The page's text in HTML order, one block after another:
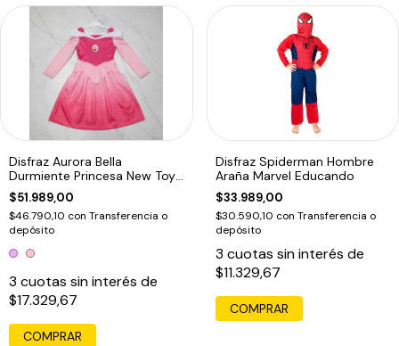
Disfraz Aurora Bella
Durmiente Princesa New Toys
Educando
$51.989,00
$46.790,10 con Transferencia o
depósito
3 cuotas sin interés de
$17.329,67
COMPRAR
Disfraz Spiderman Hombre
Araña Marvel Educando
$33.989,00
$30.590,10 con Transferencia o
depósito
3 cuotas sin interés de
$11.329,67
COMPRAR